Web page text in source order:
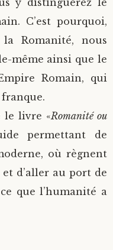
y distinguerez le
C’est pourquoi,
Romanité, nous
même ainsi que le
Romain, qui
le livre «Romanité ou
permettant de
où règnent
d’aller au port de
que l’humanité a